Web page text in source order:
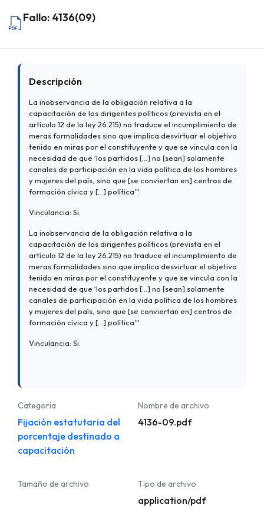
Fallo: 4136(09)
Descripción
La inobservancia de la obligación relativa a la
capacitación de los dirigentes políticos (prevista en el
artículo 12 de la ley 26.215) no traduce el incumplimiento de
meras formalidades sino que implica desvirtuar el objetivo
tenido en miras por el constituyente y que se vincula con la
necesidad de que ‘los partidos [...] no [sean] solamente
canales de participación en la vida política de los hombres
y mujeres del país, sino que [se conviertan en] centros de
formación cívica y [...] política'".
Vinculancia: Si.
La inobservancia de la obligación relativa a la
capacitación de los dirigentes políticos (prevista en el
artículo 12 de la ley 26.215) no traduce el incumplimiento de
meras formalidades sino que implica desvirtuar el objetivo
tenido en miras por el constituyente y que se vincula con la
necesidad de que ‘los partidos [...] no [sean] solamente
canales de participación en la vida política de los hombres
y mujeres del país, sino que [se conviertan en] centros de
formación cívica y [...] política'".
Vinculancia: Si.
Categoría
Fijación estatutaria del
porcentaje destinado a
capacitación
Nombre de archivo
4136-09.pdf
Tamaño de archivo Tipo de archivo
application/pdf